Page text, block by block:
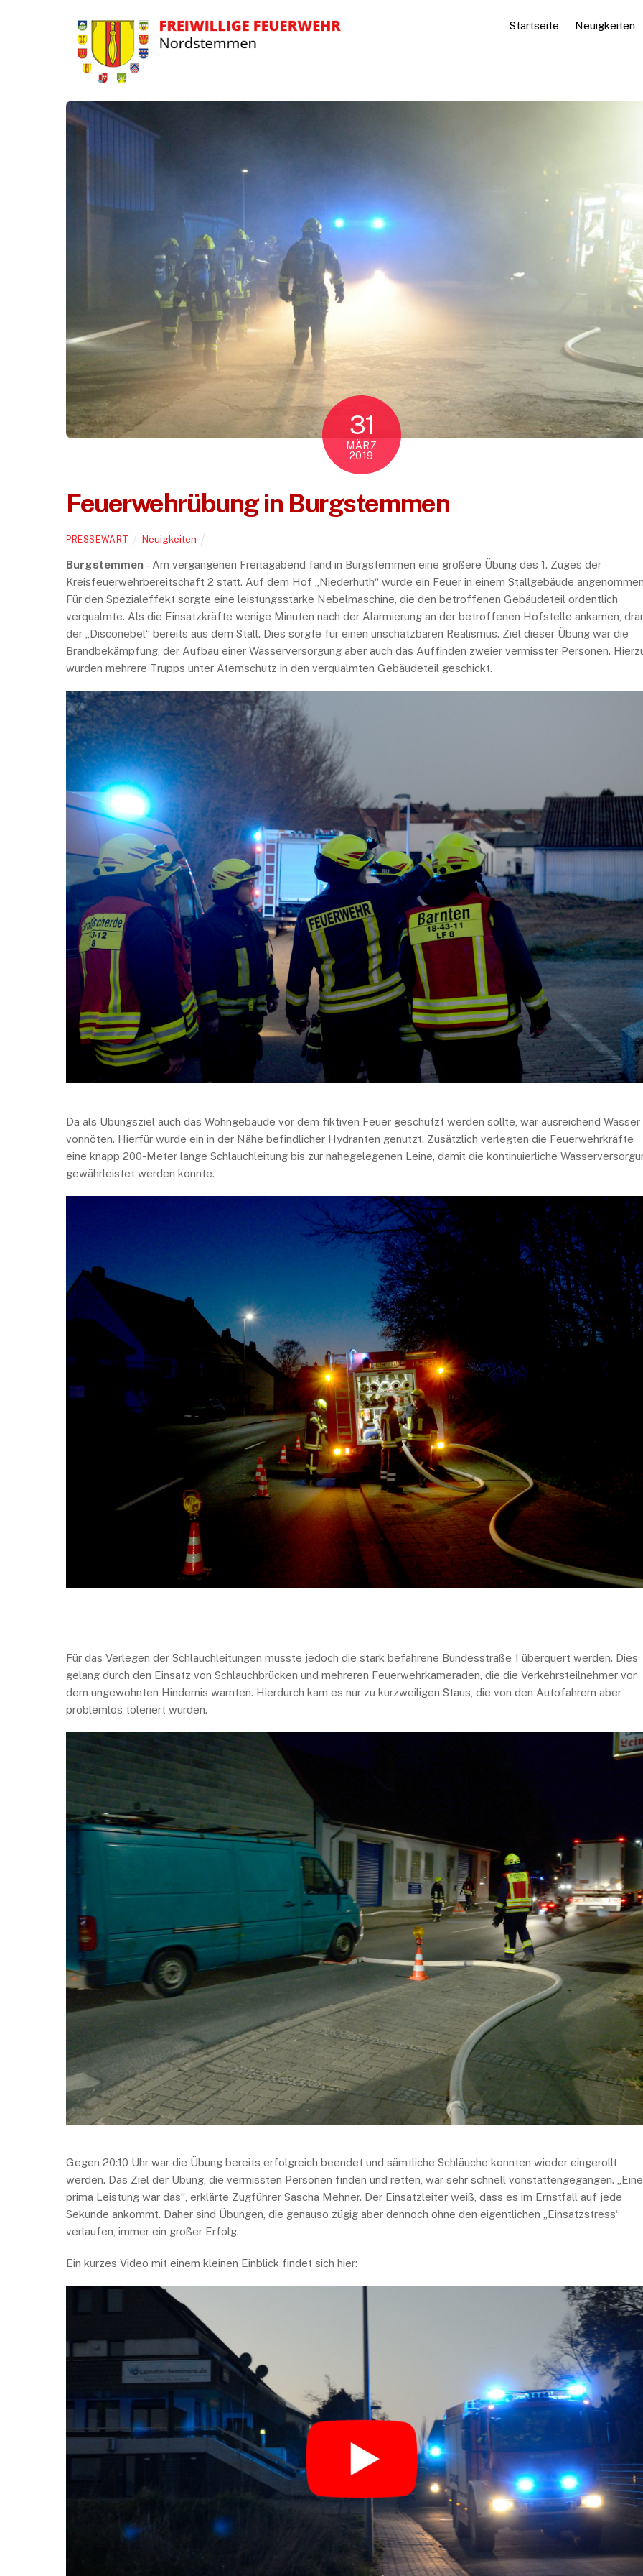
Startseite Neuigkeiten
31
MÄRZ
2019
Feuerwehrübung in Burgstemmen
PRESSEWART Neuigkeiten
Burgstemmen – Am vergangenen Freitagabend fand in Burgstemmen eine größere Übung des 1. Zuges der
Kreisfeuerwehrbereitschaft 2 statt. Auf dem Hof „Niederhuth“ wurde ein Feuer in einem Stallgebäude
Für den Spezialeffekt sorgte eine leistungsstarke Nebelmaschine, die den betroffenen Gebäudeteil ordentlich
verqualmte. Als die Einsatzkräfte wenige Minuten nach der Alarmierung an der betroffenen Hofstelle ankamen,
der „Disconebel“ bereits aus dem Stall. Dies sorgte für einen unschätzbaren Realismus. Ziel dieser Übung war die
Brandbekämpfung, der Aufbau einer Wasserversorgung aber auch das Auffinden zweier vermisster Personen.
wurden mehrere Trupps unter Atemschutz in den verqualmten Gebäudeteil geschickt.
Da als Übungsziel auch das Wohngebäude vor dem fiktiven Feuer geschützt werden sollte, war ausreichend Wasser
vonnöten. Hierfür wurde ein in der Nähe befindlicher Hydranten genutzt. Zusätzlich verlegten die Feuerwehrkräfte
eine knapp 200-Meter lange Schlauchleitung bis zur nahegelegenen Leine, damit die kontinuierliche
gewährleistet werden konnte.
Für das Verlegen der Schlauchleitungen musste jedoch die stark befahrene Bundesstraße 1 überquert werden. Dies
gelang durch den Einsatz von Schlauchbrücken und mehreren Feuerwehrkameraden, die die Verkehrsteilnehmer vor
dem ungewohnten Hindernis warnten. Hierdurch kam es nur zu kurzweiligen Staus, die von den Autofahrern aber
problemlos toleriert wurden.
Gegen 20:10 Uhr war die Übung bereits erfolgreich beendet und sämtliche Schläuche konnten wieder eingerollt
werden. Das Ziel der Übung, die vermissten Personen finden und retten, war sehr schnell vonstattengegangen. „Eine
prima Leistung war das“, erklärte Zugführer Sascha Mehner. Der Einsatzleiter weiß, dass es im Ernstfall auf jede
Sekunde ankommt. Daher sind Übungen, die genauso zügig aber dennoch ohne den eigentlichen „Einsatzstress“
verlaufen, immer ein großer Erfolg.
Ein kurzes Video mit einem kleinen Einblick findet sich hier: